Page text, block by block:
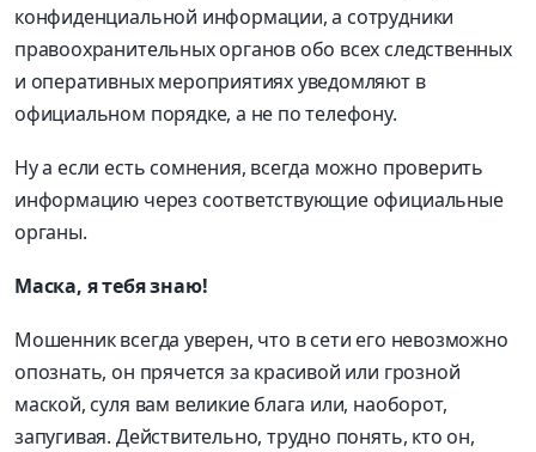
конфиденциальной информации, а сотрудники
правоохранительных органов обо всех следственных
и оперативных мероприятиях уведомляют в
официальном порядке, а не по телефону.
Ну а если есть сомнения, всегда можно проверить
информацию через соответствующие официальные
органы.
Маска, я тебя знаю!
Мошенник всегда уверен, что в сети его невозможно
опознать, он прячется за красивой или грозной
маской, суля вам великие блага или, наоборот,
запугивая. Действительно, трудно понять, кто он,